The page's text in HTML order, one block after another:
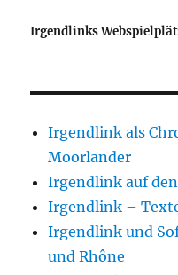
Irgendlinks
Irgendlink als
Moorlander
Irgendlink auf den
Irgendlink –
Irgendlink und
und Rhône